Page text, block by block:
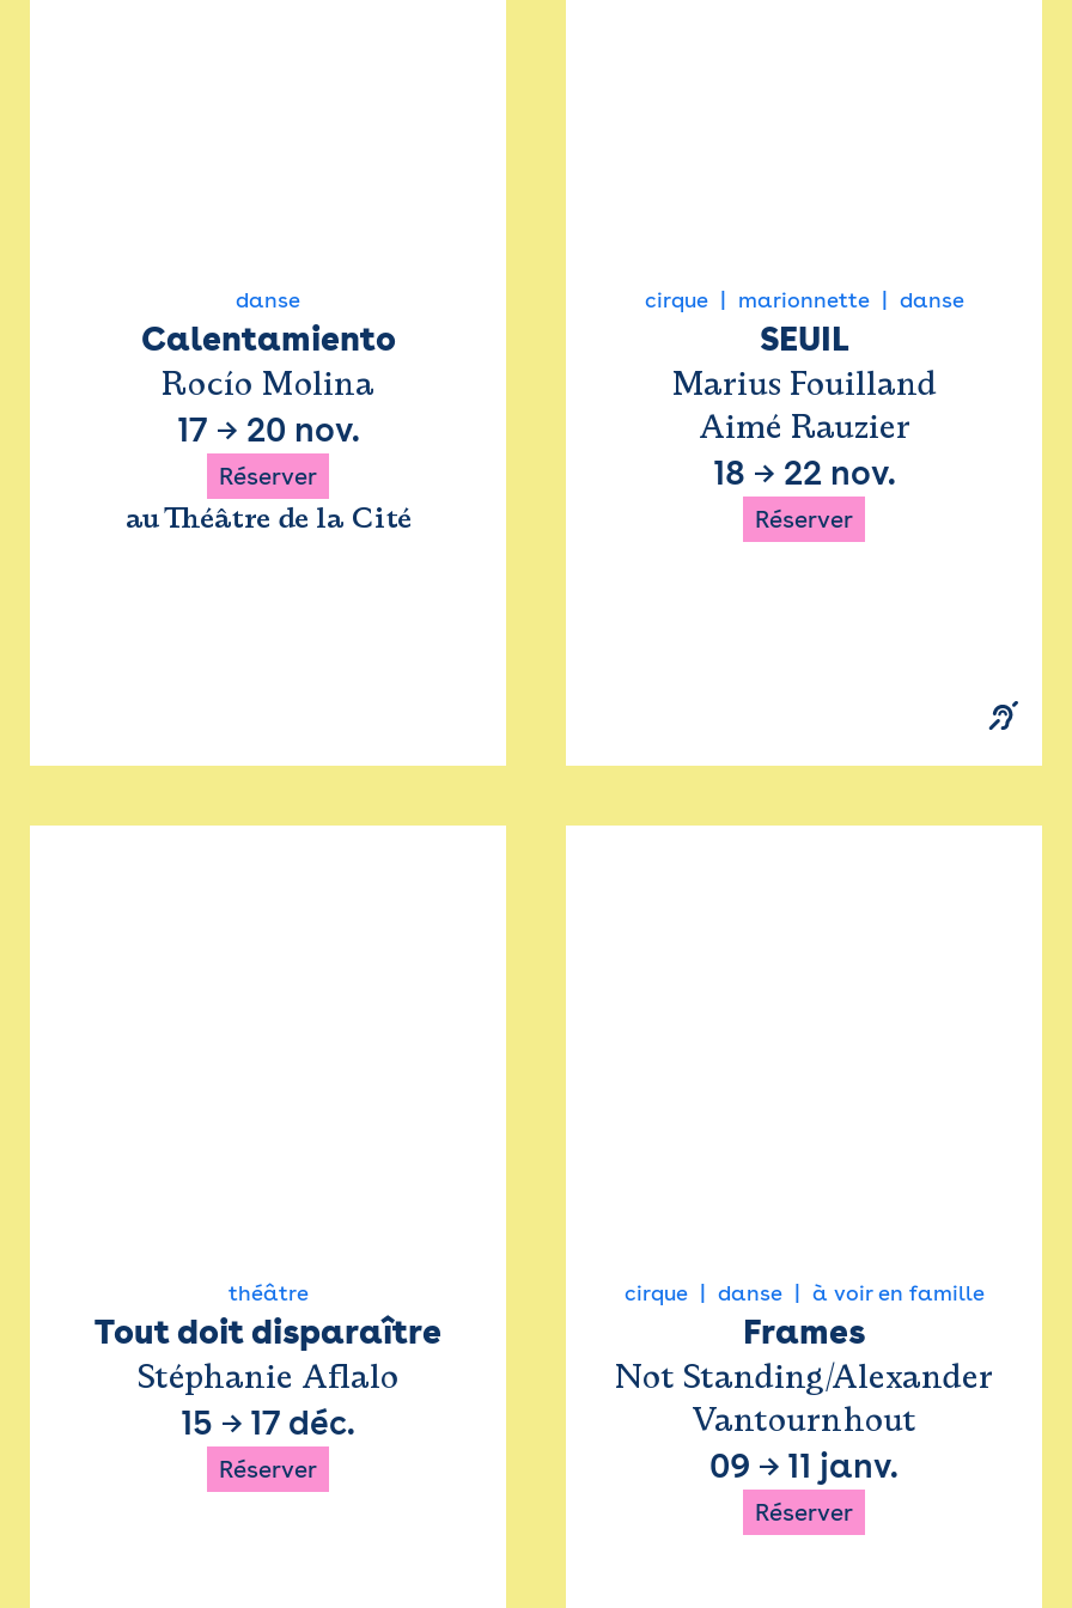
danse
Calentamiento
Rocío Molina
17 → 20 nov.
Réserver
au Théâtre de la Cité
cirque marionnette danse
SEUIL
Marius Fouilland
Aimé Rauzier
18 → 22 nov.
Réserver
théâtre
Tout doit disparaître
Stéphanie Aflalo
15 → 17 déc.
Réserver
cirque danse à voir en famille
Frames
Not Standing/Alexander
Vantournhout
09 → 11 janv.
Réserver